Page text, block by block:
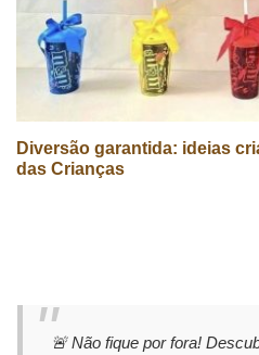
Diversão garantida: ideias
das Crianças
🚨 Não fique por fora!